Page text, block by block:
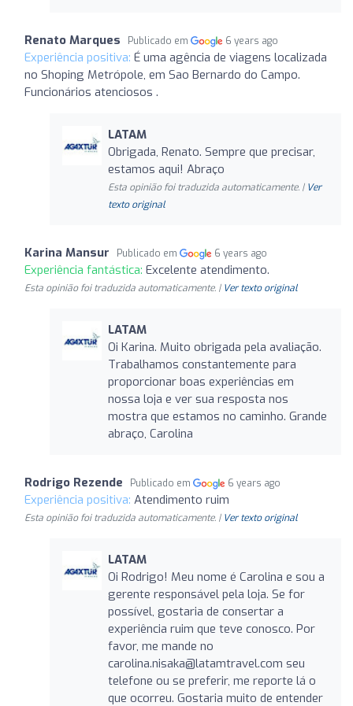
Renato Marques Publicado em 6 years ago
Experiência positiva: É uma agência de viagens localizada
no Shoping Metrópole, em Sao Bernardo do Campo.
Funcionários atenciosos .
LATAM
Obrigada, Renato. Sempre que precisar,
estamos aqui! Abraço
Esta opinião foi traduzida automaticamente. | Ver
texto original
Karina Mansur Publicado em 6 years ago
Experiência fantástica: Excelente atendimento.
Esta opinião foi traduzida automaticamente. | Ver texto original
LATAM
Oi Karina. Muito obrigada pela avaliação.
Trabalhamos constantemente para
proporcionar boas experiências em
nossa loja e ver sua resposta nos
mostra que estamos no caminho. Grande
abraço, Carolina
Rodrigo Rezende Publicado em 6 years ago
Experiência positiva: Atendimento ruim
Esta opinião foi traduzida automaticamente. | Ver texto original
LATAM
Oi Rodrigo! Meu nome é Carolina e sou a
gerente responsável pela loja. Se for
possível, gostaria de consertar a
experiência ruim que teve conosco. Por
favor, me mande no
carolina.nisaka@latamtravel.com seu
telefone ou se preferir, me reporte lá o
que ocorreu. Gostaria muito de entender